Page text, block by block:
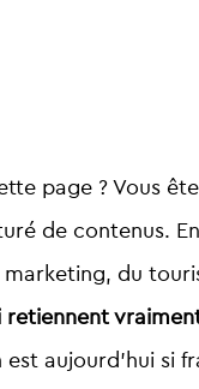
page ? Vous
de contenus.
marketing, du
aujourd’hui